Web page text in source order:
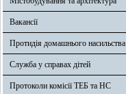
Вакансії
Протидія домашнього насильства
Служба у справах дітей
Протоколи комісії ТЕБ та НС